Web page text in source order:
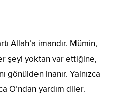
Allah’a imandır. Mümin,
şeyi yoktan var ettiğine,
gönülden inanır. Yalnızca
O’ndan yardım diler.